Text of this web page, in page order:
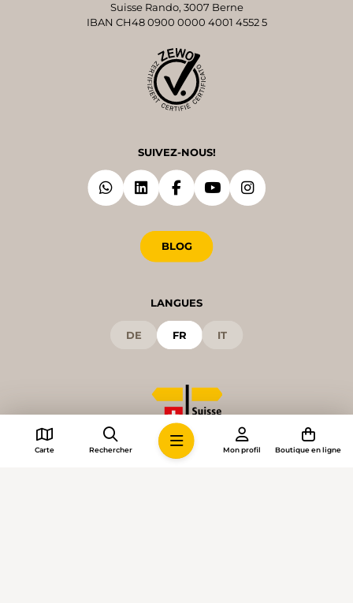
Suisse Rando, 3007 Berne
IBAN CH48 0900 0000 4001 4552 5
SUIVEZ-NOUS!
BLOG
LANGUES
DE FR IT
Carte Rechercher Mon profil Boutique en ligne